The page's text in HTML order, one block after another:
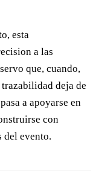
esta
a las
que, cuando,
deja de
a apoyarse en
con
del evento.